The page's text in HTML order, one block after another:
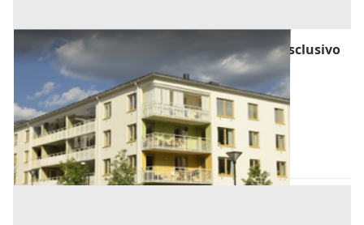
Asta Abitazione bifamiliare con scoperto esclusivo
e cantina
Codevigo (Padova)
Offerta minima
37.500 € 50.000 €
Codice asta: AA1315811
Asta chiusa